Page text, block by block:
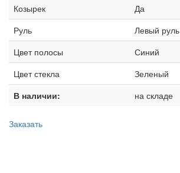
Козырек
Да
Руль
Левый руль
Цвет полосы
Синий
Цвет стекла
Зеленый
В наличии:
на складе
Заказать